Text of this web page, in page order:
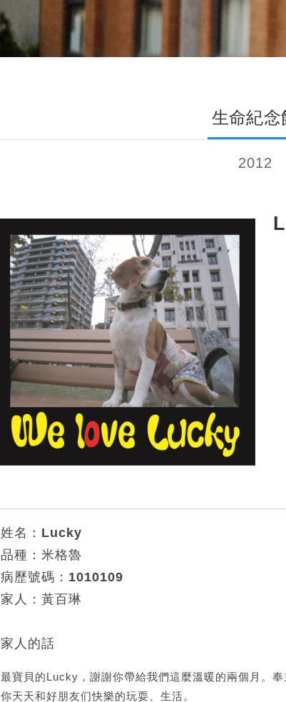
生命紀念
2012
姓名：Lucky
品種：米格魯
病歷號碼：1010109
家人：黃百琳
家人的話
最寶貝的Lucky，謝謝你帶給我們這麼溫暖的兩個月。
你天天和好朋友们快樂的玩耍、生活。